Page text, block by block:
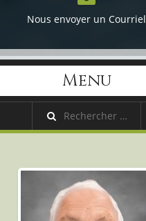
Nous envoyer un Courriel
Menu